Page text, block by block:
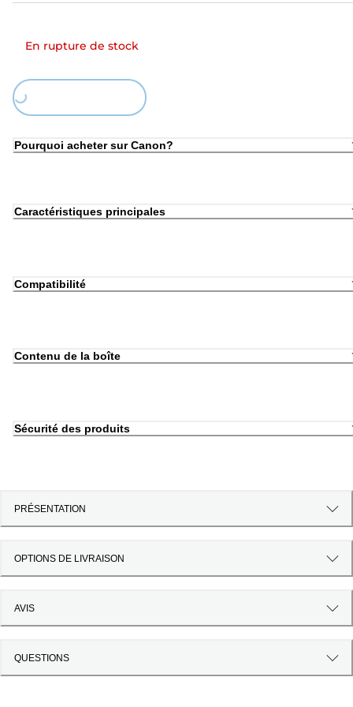
En rupture de stock
Loading...
Pourquoi acheter sur Canon?
Caractéristiques principales
Compatibilité
Contenu de la boîte
Sécurité des produits
PRÉSENTATION
OPTIONS DE LIVRAISON
AVIS
QUESTIONS